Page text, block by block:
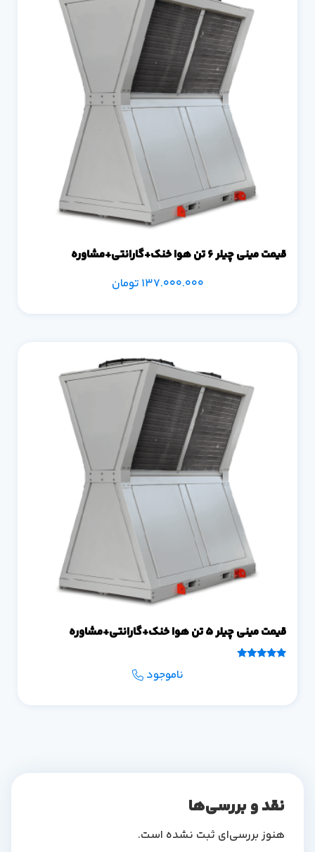
قیمت مینی چیلر 6 تن هوا خنک+گارانتی+مشاوره
137.000.000 تومان
قیمت مینی چیلر 5 تن هوا خنک+گارانتی+مشاوره
ناموجود
نقد و بررسی‌ها
هنوز بررسی‌ای ثبت نشده است.